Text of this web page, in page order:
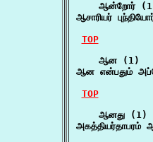
ஆன்றோர்
ஆசாரியர்
TOP
    ஆன (1)
ஆன என்பதும்
TOP
    ஆனது (1)